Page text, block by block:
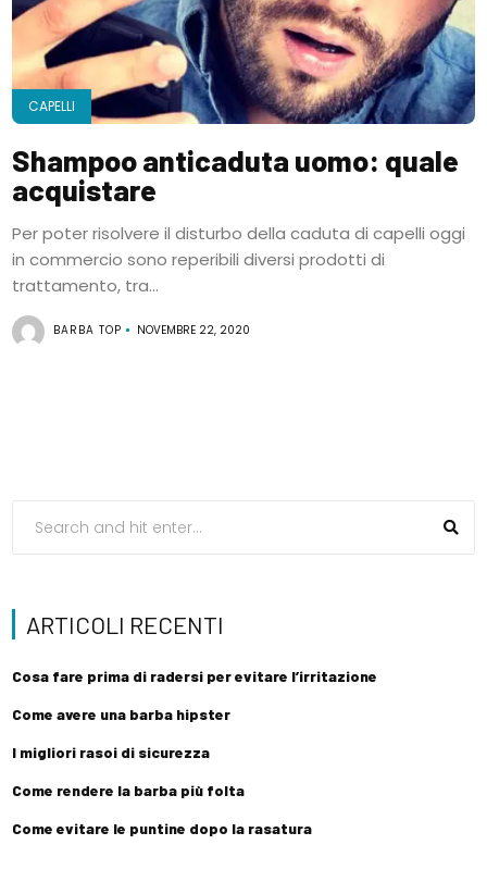
CAPELLI
Shampoo anticaduta uomo: quale
acquistare
Per poter risolvere il disturbo della caduta di capelli oggi
in commercio sono reperibili diversi prodotti di
trattamento, tra...
BARBA TOP NOVEMBRE 22, 2020
ARTICOLI RECENTI
Cosa fare prima di radersi per evitare l’irritazione
Come avere una barba hipster
I migliori rasoi di sicurezza
Come rendere la barba più folta
Come evitare le puntine dopo la rasatura